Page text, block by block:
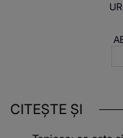
CITEȘTE ȘI